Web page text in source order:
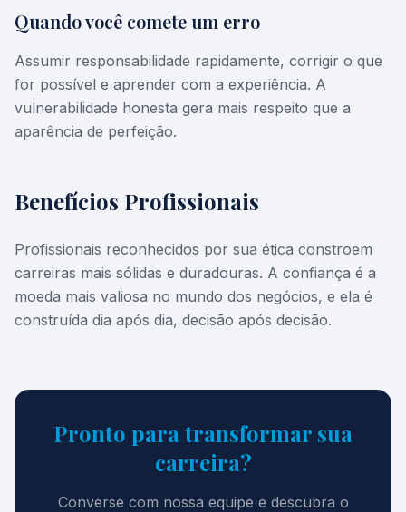
Quando você comete um erro
Assumir responsabilidade rapidamente, corrigir o que
for possível e aprender com a experiência. A
vulnerabilidade honesta gera mais respeito que a
aparência de perfeição.
Benefícios Profissionais
Profissionais reconhecidos por sua ética constroem
carreiras mais sólidas e duradouras. A confiança é a
moeda mais valiosa no mundo dos negócios, e ela é
construída dia após dia, decisão após decisão.
Pronto para transformar sua
carreira?
Converse com nossa equipe e descubra o